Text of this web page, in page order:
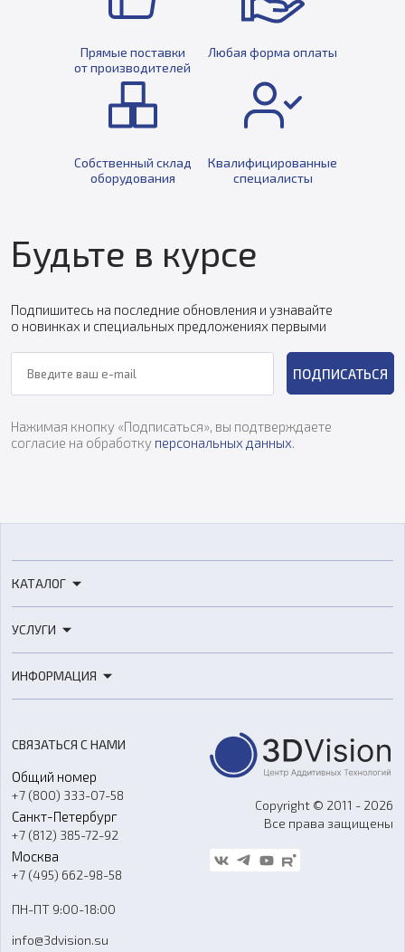
Прямые поставки
от производителей
Любая форма оплаты
Собственный склад
оборудования
Квалифицированные
специалисты
Будьте в курсе
Подпишитесь на последние обновления и узнавайте
о новинках и специальных предложениях первыми
ПОДПИСАТЬСЯ
Нажимая кнопку «Подписаться», вы подтверждаете
согласие на обработку персональных данных.
КАТАЛОГ
3D-сканеры
Расходные материалы
Оборудование и материалы для вакуумного литья
Аксессуары и прочее оборудование
Программное обеспечение
УСЛУГИ
3D-моделирование
Ремонт и услуги
ИНФОРМАЦИЯ
О компании
Контакты
Гос. закупки
Стать дилером
Блог
FAQ
СВЯЗАТЬСЯ С НАМИ
Общий номер
+7 (800) 333-07-58
Санкт-Петербург
+7 (812) 385-72-92
Москва
+7 (495) 662-98-58
ПН-ПТ 9:00-18:00
info@3dvision.su
Copyright © 2011 - 2026
Все права защищены